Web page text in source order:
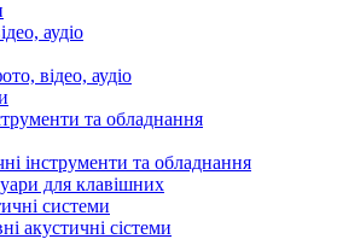
аудіо
відео, аудіо
та обладнання
інструменти та обладнання
для клавішних
системи
акустичні сістеми